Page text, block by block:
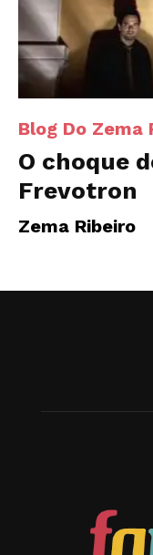
Blog Do Zema
O choque
Frevotron
Zema Ribeiro